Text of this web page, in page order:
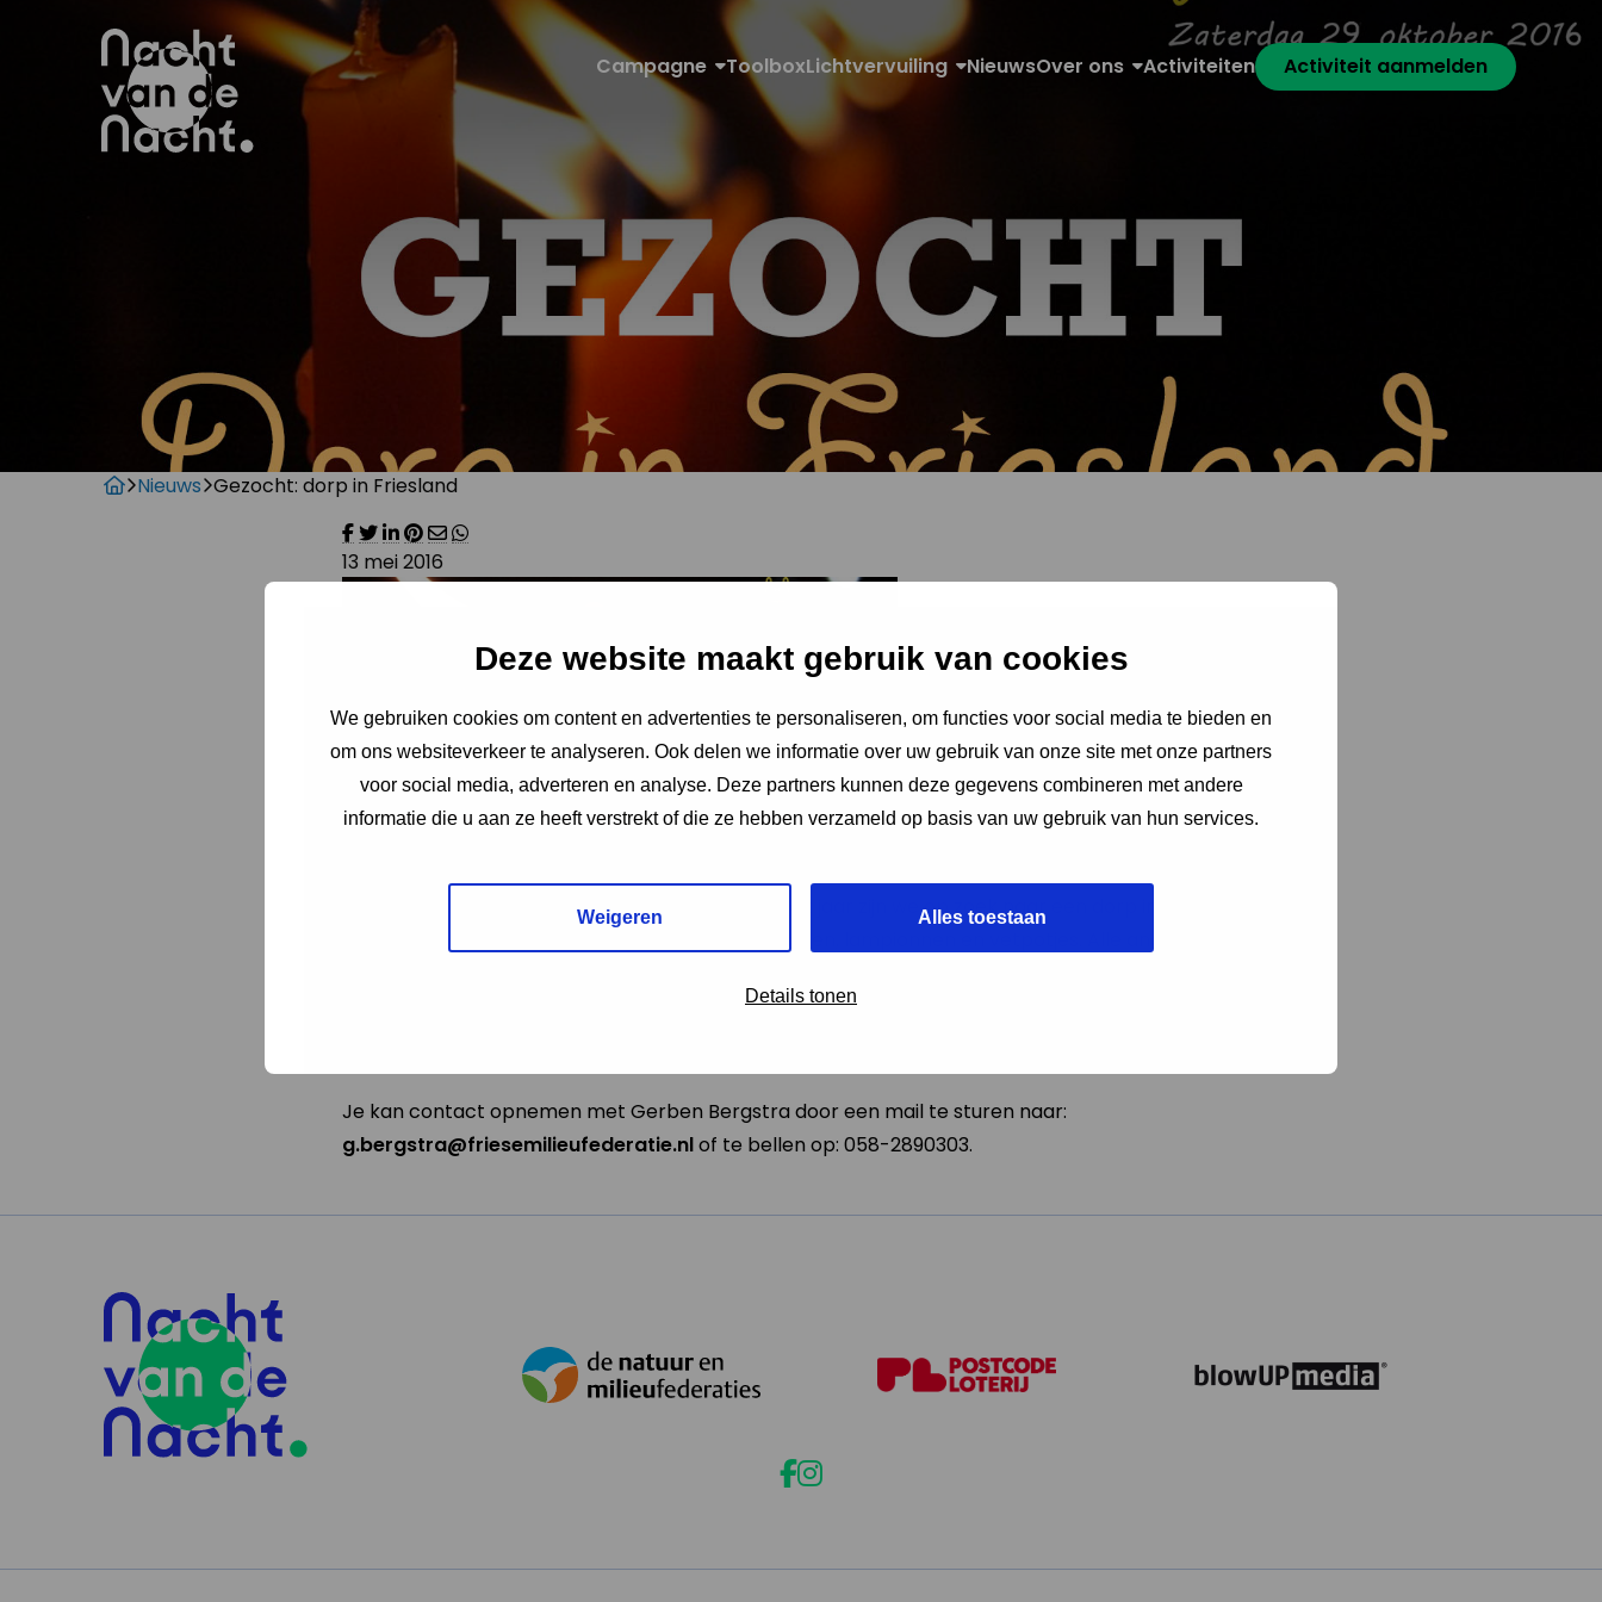
Deze website maakt gebruik van cookies
We gebruiken cookies om content en advertenties te personaliseren, om functies voor social media te bieden en
om ons websiteverkeer te analyseren. Ook delen we informatie over uw gebruik van onze site met onze partners
voor social media, adverteren en analyse. Deze partners kunnen deze gegevens combineren met andere
informatie die u aan ze heeft verstrekt of die ze hebben verzameld op basis van uw gebruik van hun services.
Weigeren Alles toestaan
Details tonen
Campagne ToolboxLichtvervuiling NieuwsOver ons Activiteiten Activiteit aanmelden
Nieuws Gezocht: dorp in Friesland
13 mei 2016
Tijdens de 12e editie van de Nacht van de Nacht dit jaar zijn we op zoek naar een dorp in Friesland.
Je kan contact opnemen met Gerben Bergstra door een mail te sturen naar:
g.bergstra@friesemilieufederatie.nlof te bellen op: 058-2890303.